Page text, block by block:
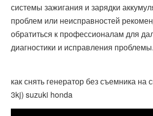
системы зажигания и зарядки
проблем или неисправностей
обратиться к профессионалам для
диагностики и исправления проблемы.
как снять генератор без съемника на
3kj) suzuki honda